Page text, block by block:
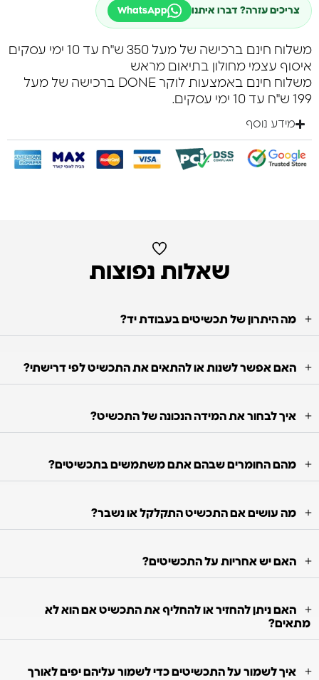
צריכים עזרה? דברו איתנו WhatsApp
משלוח חינם ברכישה של מעל 350 ש"ח עד 10 ימי עסקים
איסוף עצמי מחולון בתיאום מראש
משלוח חינם באמצעות לוקר DONE ברכישה של מעל
199 ש"ח עד 10 ימי עסקים.
מידע נוסף
שאלות נפוצות
מה היתרון של תכשיטים בעבודת יד?
האם אפשר לשנות או להתאים את התכשיט לפי דרישתי?
איך לבחור את המידה הנכונה של התכשיט?
מהם החומרים שבהם אתם משתמשים בתכשיטים?
מה עושים אם התכשיט התקלקל או נשבר?
האם יש אחריות על התכשיטים?
האם ניתן להחזיר או להחליף את התכשיט אם הוא לא
מתאים?
איך לשמור על התכשיטים כדי לשמור עליהם יפים לאורך